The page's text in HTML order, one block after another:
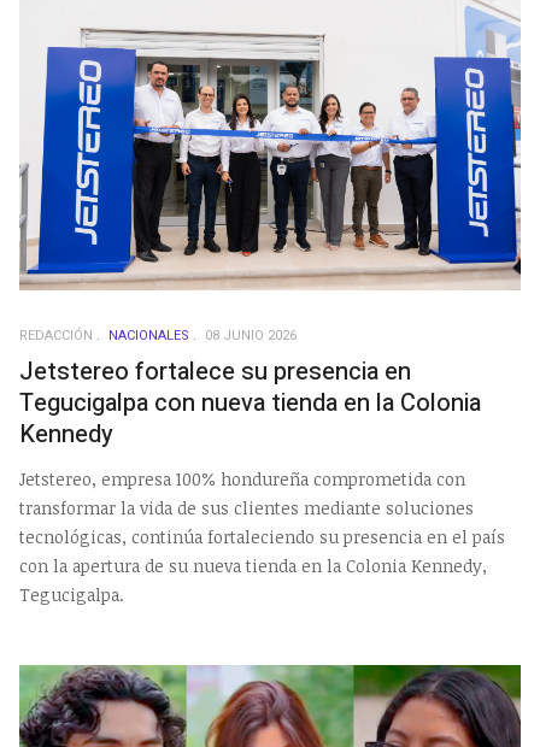
REDACCIÓN NACIONALES 08 JUNIO 2026
Jetstereo fortalece su presencia en
Tegucigalpa con nueva tienda en la Colonia
Kennedy
Jetstereo, empresa 100% hondureña comprometida con
transformar la vida de sus clientes mediante soluciones
tecnológicas, continúa fortaleciendo su presencia en el país
con la apertura de su nueva tienda en la Colonia Kennedy,
Tegucigalpa.